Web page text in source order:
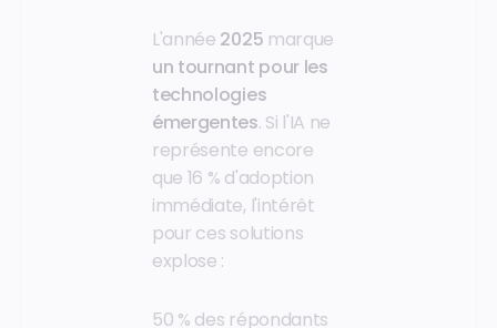
L'année 2025 marque
un tournant pour les
technologies
émergentes. Si l'IA ne
représente encore
que 16 % d'adoption
immédiate, l'intérêt
pour ces solutions
explose :
50 % des répondants